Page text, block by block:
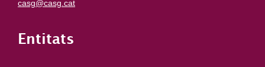
casg@casg.cat
Entitats